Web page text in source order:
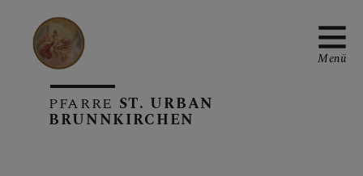
PFARRE ST. URBAN
BRUNNKIRCHEN
Menü